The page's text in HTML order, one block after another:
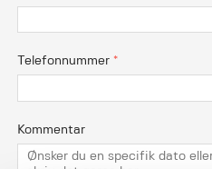
Telefonnummer *
Kommentar